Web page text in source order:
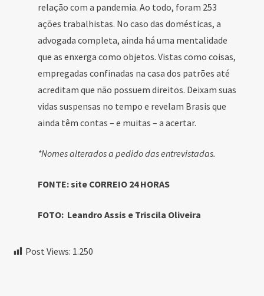
relação com a pandemia. Ao todo, foram 253
ações trabalhistas. No caso das domésticas, a
advogada completa, ainda há uma mentalidade
que as enxerga como objetos. Vistas como coisas,
empregadas confinadas na casa dos patrões até
acreditam que não possuem direitos. Deixam suas
vidas suspensas no tempo e revelam Brasis que
ainda têm contas – e muitas – a acertar.
*Nomes alterados a pedido das entrevistadas.
FONTE: site CORREIO 24 HORAS
FOTO: Leandro Assis e Triscila Oliveira
Post Views: 1.250